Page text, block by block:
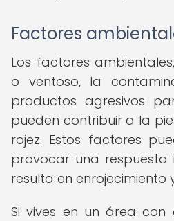
Factores
Los factores
o ventoso, la
productos agresivos
pueden contribuir a la
rojez. Estos factores
provocar una respuesta
resulta en enrojecimiento
Si vives en un área con